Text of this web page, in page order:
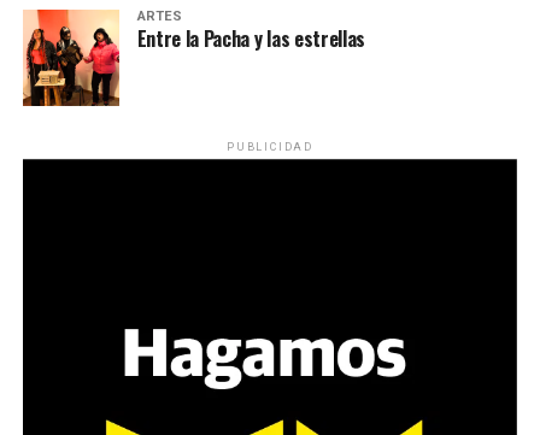
ARTES
Entre la Pacha y las estrellas
PUBLICIDAD